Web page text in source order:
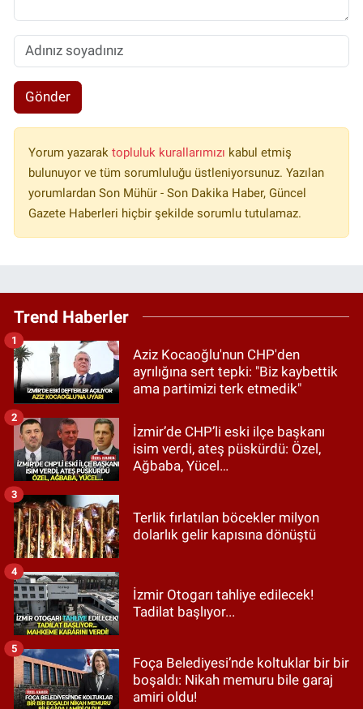
Gönder
Yorum yazarak topluluk kurallarımızı kabul etmiş
bulunuyor ve tüm sorumluluğu üstleniyorsunuz. Yazılan
yorumlardan Son Mühür - Son Dakika Haber, Güncel
Gazete Haberleri hiçbir şekilde sorumlu tutulamaz.
Trend Haberler
Aziz Kocaoğlu'nun CHP'den
ayrılığına sert tepki: "Biz kaybettik
ama partimizi terk etmedik"
1
İzmir’de CHP’li eski ilçe başkanı
isim verdi, ateş püskürdü: Özel,
Ağbaba, Yücel…
2
Terlik fırlatılan böcekler milyon
dolarlık gelir kapısına dönüştü
3
İzmir Otogarı tahliye edilecek!
Tadilat başlıyor...
4
Foça Belediyesi’nde koltuklar bir bir
boşaldı: Nikah memuru bile garaj
amiri oldu!
5